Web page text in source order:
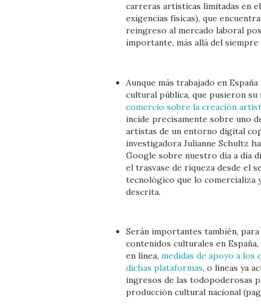
carreras artísticas limitadas en
exigencias físicas), que
reingreso al mercado laboral
importante, más allá del
Aunque más trabajado en
cultural pública, que pusieron
comercio sobre la creación
incide precisamente sobre uno
artistas de un entorno digital
investigadora Julianne Schultz
Google sobre nuestro día a día
el trasvase de riqueza desde el
tecnológico que lo comercializa
descrita.
Serán importantes también,
contenidos culturales en
en línea, medidas de apoyo a los
dichas plataformas, o líneas ya
ingresos de las todopoderosas
producción cultural nacional